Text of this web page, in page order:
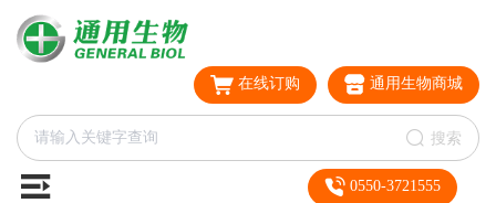
在线订购 通用生物商城
搜索
0550-3721555